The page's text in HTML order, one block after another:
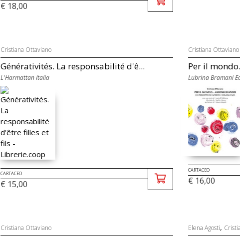
€ 18,00
Cristiana Ottaviano
Générativités. La responsabilité d'ê...
L'Harmattan Italia
CARTACEO
€ 15,00
Cristiana Ottaviano
Per il
Lubrina Bramani
CARTACEO
€ 16,00
Cristiana Ottaviano Elena Agosti,